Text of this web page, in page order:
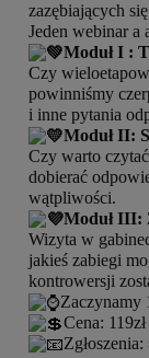
zazębiających
Jeden webinar a
Moduł I :
Czy
powinniśmy
i inne pytania
Moduł II:
Czy warto
dobierać
wątpliwości.
Moduł III:
Wizyta w
jakieś zabiegi
kontrowersji
Zaczynamy
Cena: 119zł
Zgłoszenia: